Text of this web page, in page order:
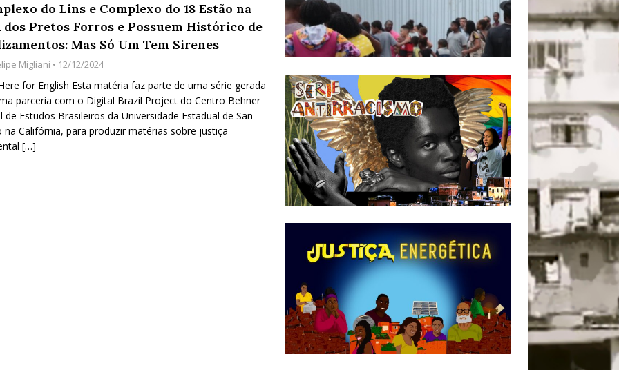
Cidades
*DESTAQUE
Começou com uma Praça em Ramos [OPINIÃO]
Agroecológico com os Povos das Águas Reúne
e Inauguração da Feira da Praia do Remanso
COBERTURA DE EVENTOS
Fluminenses, Cronicamente Abandonados,
do Lins e Complexo do 18 Estão na
dos Pretos Forros e Possuem Histórico de
Mas Só Um Tem Sirenes
Migliani • 12/12/2024
for English Esta matéria faz parte de uma série gerada
parceria com o Digital Brazil Project do Centro Behner
de Estudos Brasileiros da Universidade Estadual de San
na Califórnia, para produzir matérias sobre justiça
[…]